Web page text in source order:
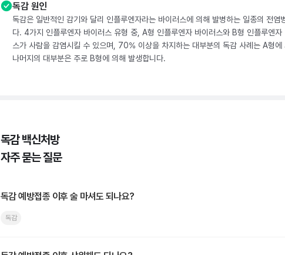
독감 원인
독감은 일반적인 감기와 달리 인플루엔자라는 바이러스에 의해 발병하는 일종의 전염
다. 4가지 인플루엔자 바이러스 유형 중, A형 인플루엔자 바이러스와 B형 인플루엔자
스가 사람을 감염시킬 수 있으며, 70% 이상을 차지하는 대부분의 독감 사례는 A형에
나머지의 대부분은 주로 B형에 의해 발생합니다.
독감 백신처방
자주 묻는 질문
독감 예방접종 이후 술 마셔도 되나요?
독감